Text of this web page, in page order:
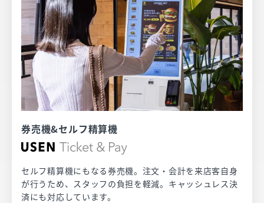
券売機&セルフ精算機
セルフ精算機にもなる券売機。注文・会計を来店客自身
が行うため、スタッフの負担を軽減。キャッシュレス決
済にも対応しています。